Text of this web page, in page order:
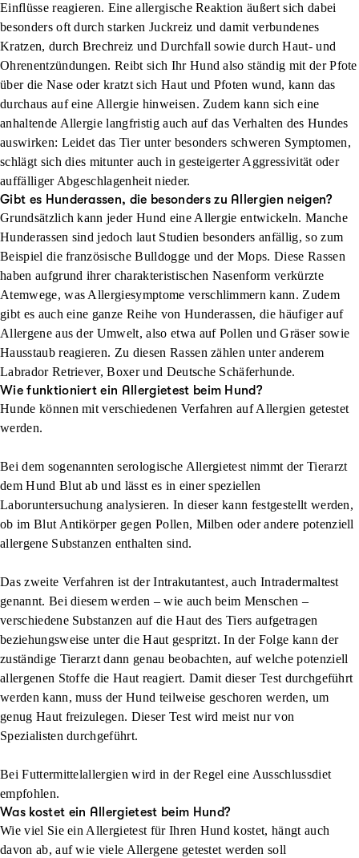
Einflüsse reagieren. Eine allergische Reaktion äußert sich dabei
besonders oft durch starken Juckreiz und damit verbundenes
Kratzen, durch Brechreiz und Durchfall sowie durch Haut- und
Ohrenentzündungen. Reibt sich Ihr Hund also ständig mit der Pfote
über die Nase oder kratzt sich Haut und Pfoten wund, kann das
durchaus auf eine Allergie hinweisen. Zudem kann sich eine
anhaltende Allergie langfristig auch auf das Verhalten des Hundes
auswirken: Leidet das Tier unter besonders schweren Symptomen,
schlägt sich dies mitunter auch in gesteigerter Aggressivität oder
auffälliger Abgeschlagenheit nieder.
Gibt es Hunderassen, die besonders zu Allergien neigen?
Grundsätzlich kann jeder Hund eine Allergie entwickeln. Manche
Hunderassen sind jedoch laut Studien besonders anfällig, so zum
Beispiel die französische Bulldogge und der Mops. Diese Rassen
haben aufgrund ihrer charakteristischen Nasenform verkürzte
Atemwege, was Allergiesymptome verschlimmern kann. Zudem
gibt es auch eine ganze Reihe von Hunderassen, die häufiger auf
Allergene aus der Umwelt, also etwa auf Pollen und Gräser sowie
Hausstaub reagieren. Zu diesen Rassen zählen unter anderem
Labrador Retriever, Boxer und Deutsche Schäferhunde.
Wie funktioniert ein Allergietest beim Hund?
Hunde können mit verschiedenen Verfahren auf Allergien getestet
werden.
Bei dem sogenannten serologische Allergietest nimmt der Tierarzt
dem Hund Blut ab und lässt es in einer speziellen
Laboruntersuchung analysieren. In dieser kann festgestellt werden,
ob im Blut Antikörper gegen Pollen, Milben oder andere potenziell
allergene Substanzen enthalten sind.
Das zweite Verfahren ist der Intrakutantest, auch Intradermaltest
genannt. Bei diesem werden – wie auch beim Menschen –
verschiedene Substanzen auf die Haut des Tiers aufgetragen
beziehungsweise unter die Haut gespritzt. In der Folge kann der
zuständige Tierarzt dann genau beobachten, auf welche potenziell
allergenen Stoffe die Haut reagiert. Damit dieser Test durchgeführt
werden kann, muss der Hund teilweise geschoren werden, um
genug Haut freizulegen. Dieser Test wird meist nur von
Spezialisten durchgeführt.
Bei Futtermittelallergien wird in der Regel eine Ausschlussdiet
empfohlen.
Was kostet ein Allergietest beim Hund?
Wie viel Sie ein Allergietest für Ihren Hund kostet, hängt auch
davon ab, auf wie viele Allergene getestet werden soll